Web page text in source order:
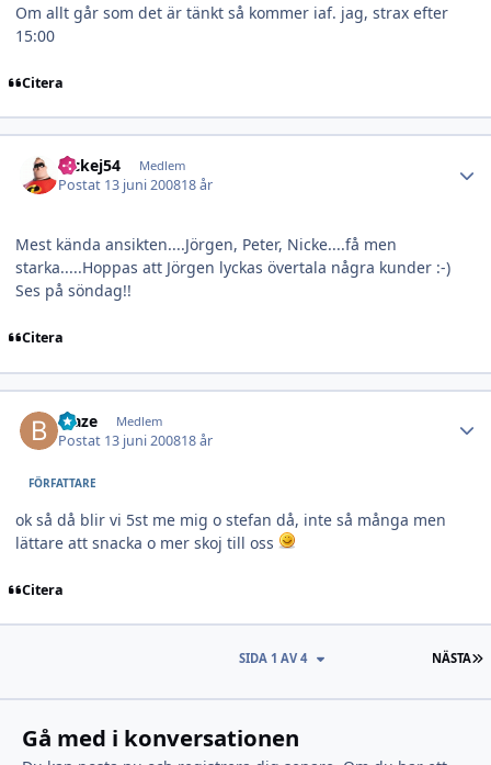
Om allt går som det är tänkt så kommer iaf. jag, strax efter
15:00
Citera
nickej54 Medlem
Postat 13 juni 200818 år
Mest kända ansikten....Jörgen, Peter, Nicke....få men
starka.....Hoppas att Jörgen lyckas övertala några kunder :-)
Ses på söndag!!
Citera
blaze Medlem
Postat 13 juni 200818 år
FÖRFATTARE
ok så då blir vi 5st me mig o stefan då, inte så många men
lättare att snacka o mer skoj till oss
Citera
NÄSTA
SIDA 1 AV 4
Gå med i konversationen